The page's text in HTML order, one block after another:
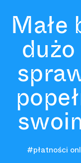
Małe
#płatności